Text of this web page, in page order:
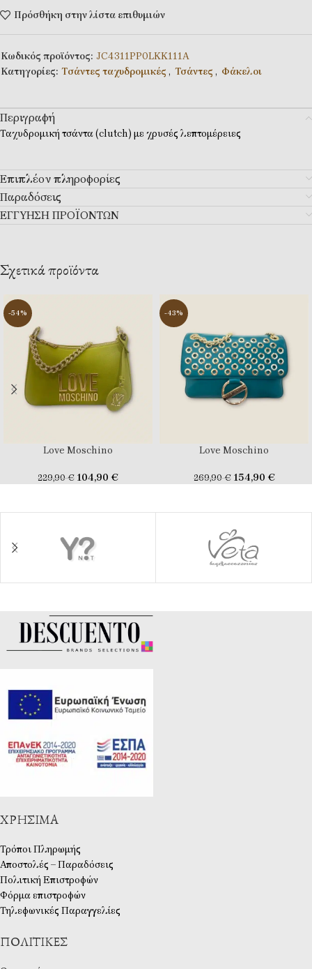
Πρόσθήκη στην λίστα επιθυμιών
Κωδικός προϊόντος: JC4311PP0LKK111A
Κατηγορίες: Tσάντες ταχυδρομικές , Τσάντες , Φάκελοι
Περιγραφή
Ταχυδρομική τσάντα (clutch) με χρυσές λεπτομέρειες
Επιπλέον πληροφορίες
Παραδόσεις
ΕΓΓΥΗΣΗ ΠΡΟΪΟΝΤΩΝ
Σχετικά προϊόντα
-54%
Love Moschino
229,90€ 104,90 €
-43%
Love Moschino
269,90€ 154,90 €
ΧΡΉΣΙΜΑ
Τρόποι Πληρωμής
Αποστολές – Παραδόσεις
Πολιτική Επιστροφών
Φόρμα επιστροφών
Τηλεφωνικές Παραγγελίες
ΠΟΛΙΤΙΚΈΣ